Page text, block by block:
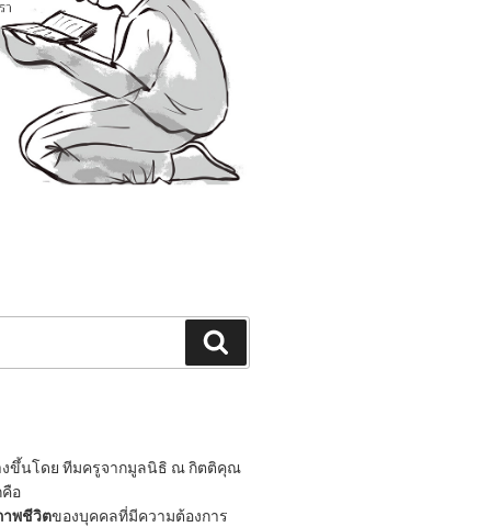
งขึ้นโดย ทีมครูจากมูลนิธิ ณ กิตติคุณ
อ
พชีวิตของบุคคลที่มีความต้องการ